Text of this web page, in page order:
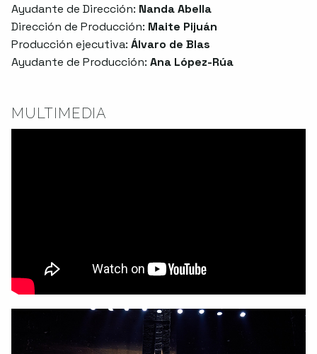
Ayudante de Dirección: Nanda Abella
Dirección de Producción: Maite Pijuán
Producción ejecutiva: Álvaro de Blas
Ayudante de Producción: Ana López-Rúa
MULTIMEDIA